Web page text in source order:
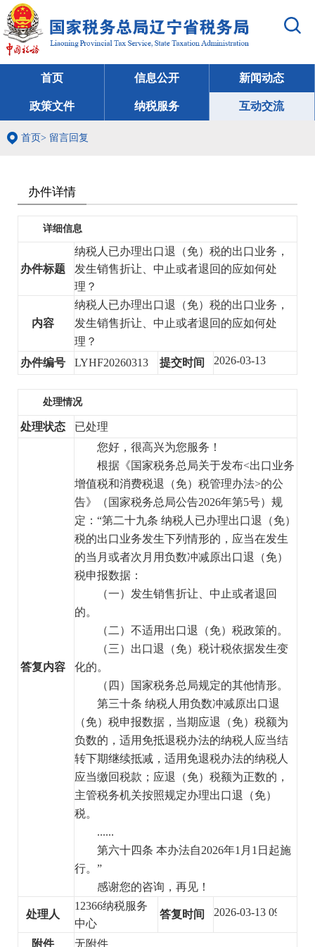
首页 信息公开 新闻动态
政策文件 纳税服务 互动交流
首页> 留言回复
办件详情
详细信息
办件标题
纳税人已办理出口退（免）税的出口业务，
发生销售折让、中止或者退回的应如何处
理？
内容
纳税人已办理出口退（免）税的出口业务，
发生销售折让、中止或者退回的应如何处
理？
办件编号
LYHF20260313 提交时间 2026-03-13
处理情况
处理状态 已处理
答复内容
您好，很高兴为您服务！
根据《国家税务总局关于发布<出口业务
增值税和消费税退（免）税管理办法>的公
告》（国家税务总局公告2026年第5号）规
定：“第二十九条 纳税人已办理出口退
（免）
税的出口业务发生下列情形的，应当在发生
的当月或者次月用负数冲减原出口退
（免）
税申报数据：
（一）发生销售折让、中止或者退回
的。
（二）不适用出口退
（免） 税政策的。
（三）出口退
（免） 税计税依据发生变
化的。
（四）国家税务总局规定的其他情形。
第三十条 纳税人用负数冲减原出口退
（免） 税申报数据，当期应退 （免） 税额为
负数的，适用免抵退税办法的纳税人应当结
转下期继续抵减，适用免退税办法的纳税人
应当缴回税款；应退
（免） 税额为正数的，
主管税务机关按照规定办理出口退
（免）
税。
......
第六十四条 本办法自2026年1月1日起施
行。”
感谢您的咨询，再见！
处理人
12366纳税服务
中心
答复时间 2026-03-13 09:37:41
附件 无附件